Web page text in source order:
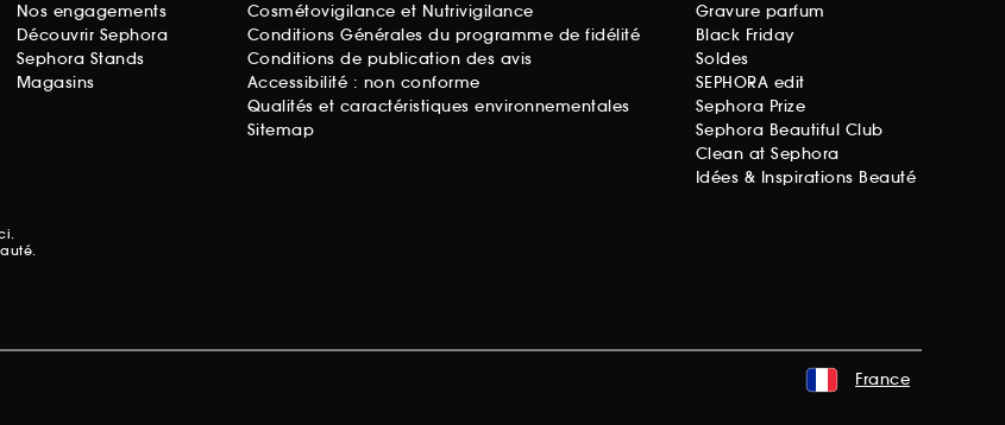
Nos engagements
Découvrir Sephora
Sephora Stands
Magasins
Cosmétovigilance et Nutrivigilance
Conditions Générales du programme de fidélité
Conditions de publication des avis
Accessibilité : non conforme
Qualités et caractéristiques environnementales
Sitemap
Gravure parfum
Black Friday
Soldes
SEPHORA edit
Sephora Prize
Sephora Beautiful Club
Clean at Sephora
Idées & Inspirations Beauté
France